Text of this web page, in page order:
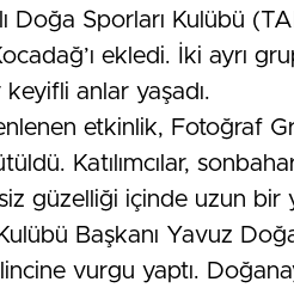
Doğa Sporları Kulübü
ekledi. İki ayrı
anlar yaşadı.
etkinlik, Fotoğraf
Katılımcılar,
güzelliği içinde uzun
Başkanı Yavuz
vurgu yaptı.